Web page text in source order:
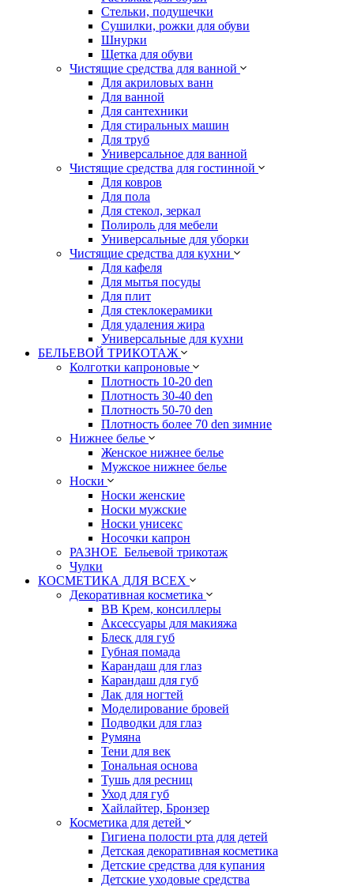
Стельки, подушечки
Сушилки, рожки для обуви
Шнурки
Щетка для обуви
Чистящие средства для ванной
Для акриловых ванн
Для ванной
Для сантехники
Для стиральных машин
Для труб
Универсальное для ванной
Чистящие средства для гостинной
Для ковров
Для пола
Для стекол, зеркал
Полироль для мебели
Универсальные для уборки
Чистящие средства для кухни
Для кафеля
Для мытья посуды
Для плит
Для стеклокерамики
Для удаления жира
Универсальные для кухни
БЕЛЬЕВОЙ ТРИКОТАЖ
Колготки капроновые
Плотность 10-20 den
Плотность 30-40 den
Плотность 50-70 den
Плотность более 70 den зимние
Нижнее белье
Женское нижнее белье
Мужское нижнее белье
Носки
Носки женские
Носки мужские
Носки унисекс
Носочки капрон
РАЗНОЕ_Бельевой трикотаж
Чулки
КОСМЕТИКА ДЛЯ ВСЕХ
Декоративная косметика
BB Крем, консиллеры
Аксессуары для макияжа
Блеск для губ
Губная помада
Карандаш для глаз
Карандаш для губ
Лак для ногтей
Моделирование бровей
Подводки для глаз
Румяна
Тени для век
Тональная основа
Тушь для ресниц
Уход для губ
Хайлайтер, Бронзер
Косметика для детей
Гигиена полости рта для детей
Детская декоративная косметика
Детские средства для купания
Детские уходовые средства